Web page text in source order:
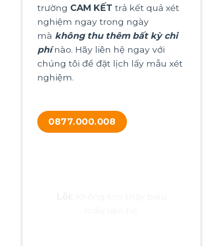
trường CAM KẾT trả kết quả xét
nghiệm ngay trong ngày
mà không thu thêm bất kỳ chi
phínào. Hãy liên hệ ngay với
chúng tôi để đặt lịch lấy mẫu xét
nghiệm.
0877.000.008